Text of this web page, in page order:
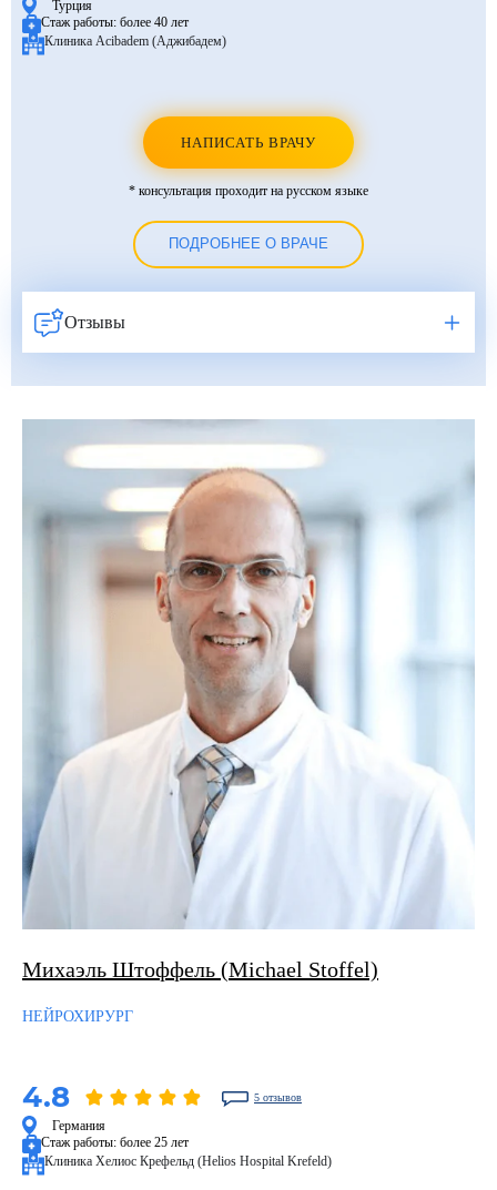
Турция
Стаж работы: более 40 лет
Клиника Acibadem (Аджибадем)
НАПИСАТЬ ВРАЧУ
* консультация проходит на русском языке
ПОДРОБНЕЕ О ВРАЧЕ
Отзывы
Михаэль Штоффель (Michael Stoffel)
НЕЙРОХИРУРГ
4.8 5 отзывов
Германия
Стаж работы: более 25 лет
Клиника Хелиос Крефельд (Helios Hospital Krefeld)